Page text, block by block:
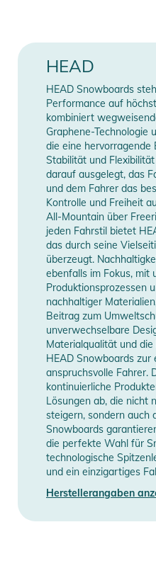
perfekten Schutz bei
- Thermische Belüftung: Das
vom Kopf nach außen und
nach innen gelangt.
- Sphere Fit Height
System verfügt über eine
der sich der Helm perfekt an
speziell im Bereich der Nase
Sitz und perfekte
- Surround Comfort Design:
erweitert das patentierte
Bereich der Ohren einen
umschließt den Kopf sicher
Helm tiefer sitzt und optisch
- Abnehmbare Ohrpolster:
abgenommen und
- Sphere Fit
führen oft zu Lücken
System ermöglicht es, die
eine nahtlose Integration der
- Sphere Fit: Das
Mütze um Ihren Kopf  für
die sich perfekt Ihrer
- Waschbares Tech-Futter:
Schutz mit überlegener
feuchtigkeitsableitende,
Tag über ein trockenes
Manufacturer
Information
HEAD
HEAD Snowboards
Performance auf
kombiniert
Graphene-Technologie
die eine hervorragende
Stabilität und
darauf ausgelegt, das
und dem Fahrer das
Kontrolle und Freiheit
All-Mountain über
jeden Fahrstil bietet
das durch seine
überzeugt.
ebenfalls im Fokus, mit
Produktionsprozessen
nachhaltiger
Beitrag zum
unverwechselbare
Materialqualität und
HEAD Snowboards
anspruchsvolle Fahrer.
kontinuierliche
Lösungen ab, die nicht
steigern, sondern auch
Snowboards
die perfekte Wahl für
technologische
und ein einzigartiges
Herstellerangaben